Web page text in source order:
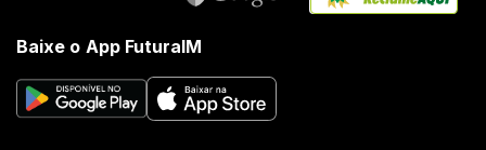
Baixe o App FuturaIM